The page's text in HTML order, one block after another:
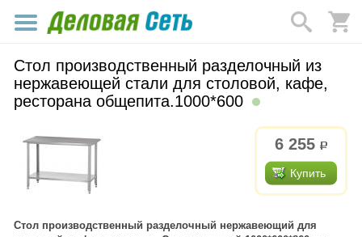
Стол производственный разделочный из
нержавеющей стали для столовой, кафе,
ресторана общепита.1000*600
6 255 р.
Купить
Стол производственный разделочный нержавеющий для